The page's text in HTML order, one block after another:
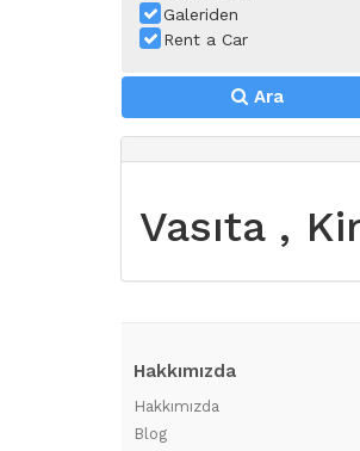
Galeriden
Rent a Car
Ara
Vasıta ,
Hakkımızda
Hakkımızda
Blog